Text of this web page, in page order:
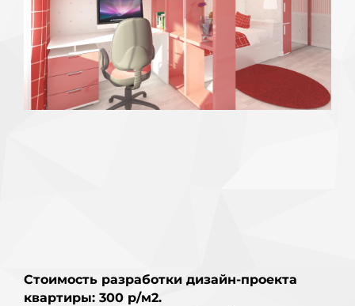
Стоимость разработки дизайн-проекта
квартиры: 300 р/м2.